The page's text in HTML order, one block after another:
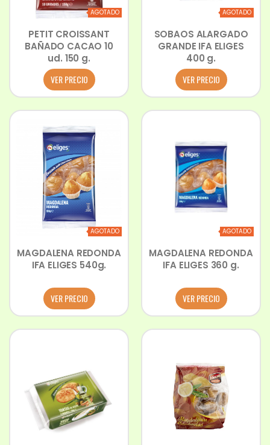
AGOTADO
PETIT CROISSANT
BAÑADO CACAO 10
ud. 150 g.
VER PRECIO
AGOTADO
SOBAOS ALARGADO
GRANDE IFA ELIGES
400 g.
VER PRECIO
AGOTADO
MAGDALENA REDONDA
IFA ELIGES 540g.
VER PRECIO
AGOTADO
MAGDALENA REDONDA
IFA ELIGES 360 g.
VER PRECIO